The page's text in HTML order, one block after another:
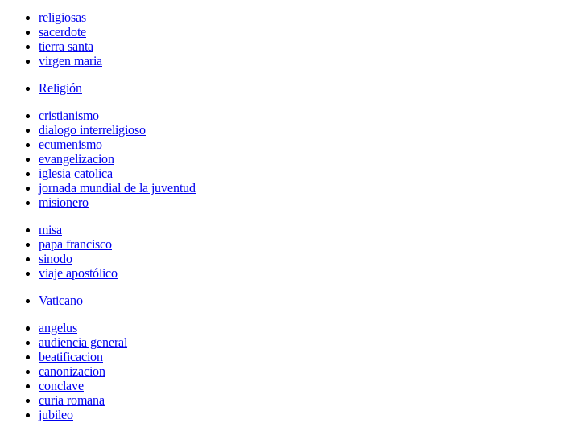
religiosas
sacerdote
tierra santa
virgen maria
Religión
cristianismo
dialogo interreligioso
ecumenismo
evangelizacion
iglesia catolica
jornada mundial de la juventud
misionero
misa
papa francisco
sinodo
viaje apostólico
Vaticano
angelus
audiencia general
beatificacion
canonizacion
conclave
curia romana
jubileo